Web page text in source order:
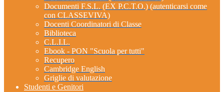
Documenti F.S.L. (EX P.C.T.O.) (autenticarsi come
con CLASSEVIVA)
Docenti Coordinatori di Classe
Biblioteca
C.L.I.L.
Ebook - PON "Scuola per tutti"
Recupero
Cambridge English
Griglie di valutazione
Studenti e Genitori